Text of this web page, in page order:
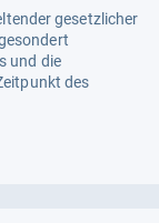
gesetzlicher
und die
des